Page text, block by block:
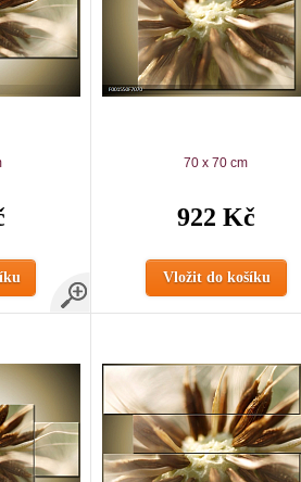
70 x 70 cm
922 Kč
Vložit do košíku